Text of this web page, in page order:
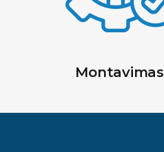
Montavimas